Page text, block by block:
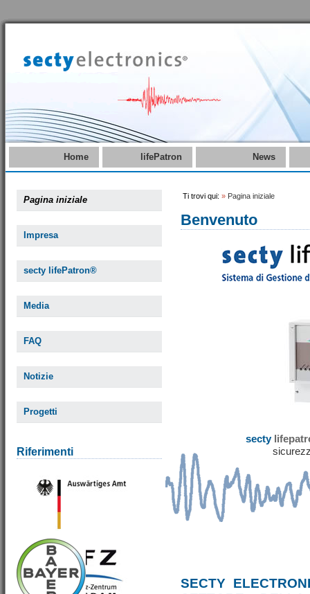
Home lifePatron News
Pagina iniziale
Impresa
secty lifePatron®
Media
FAQ
Notizie
Progetti
Riferimenti
Ti trovi qui: » Pagina iniziale
Benvenuto
secty
SECTY